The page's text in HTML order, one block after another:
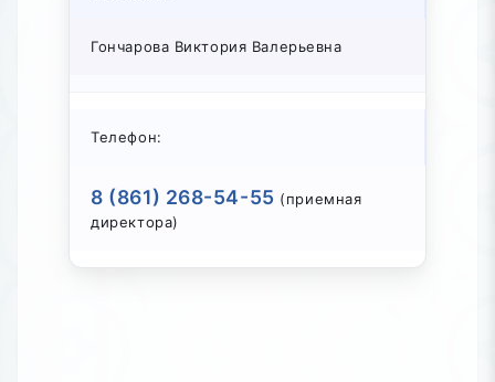
Гончарова Виктория Валерьевна
Телефон:
8 (861) 268-54-55 (приемная
директора)